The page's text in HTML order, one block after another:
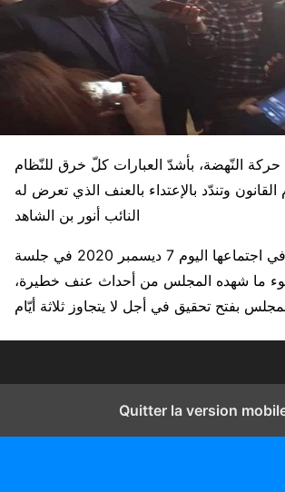
حركة النّهضة، بأشدّ العبارات كلّ خرق للنّظام
القانون وتندّد بالإعتداء بالعنف الذي تعرض له
النائب أنور بن الشاهد
وطالبت الكتلة في اجتماعها اليوم 7 ديسمبر 2020 في جلسة
ما شهده المجلس من أحداث عنف خطيرة،
بفتح تحقيق في أجل لا يتجاوز ثلاثة أيّام
Quitter la version